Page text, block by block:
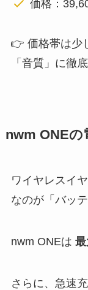
価格：
👉 価格帯は少
「音質」に徹
nwm ONEの
ワイヤレスイ
なのが「バッ
nwm ONEは
さらに、急速